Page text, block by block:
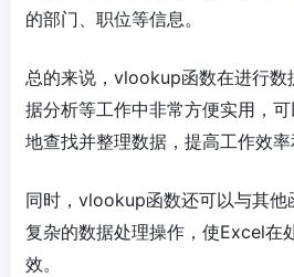
的部门、职位等信息。
总的来说，vlookup函数在进行数
据分析等工作中非常方便实用，
地查找并整理数据，提高工作效率
同时，vlookup函数还可以与其他
复杂的数据处理操作，使Excel在
效。